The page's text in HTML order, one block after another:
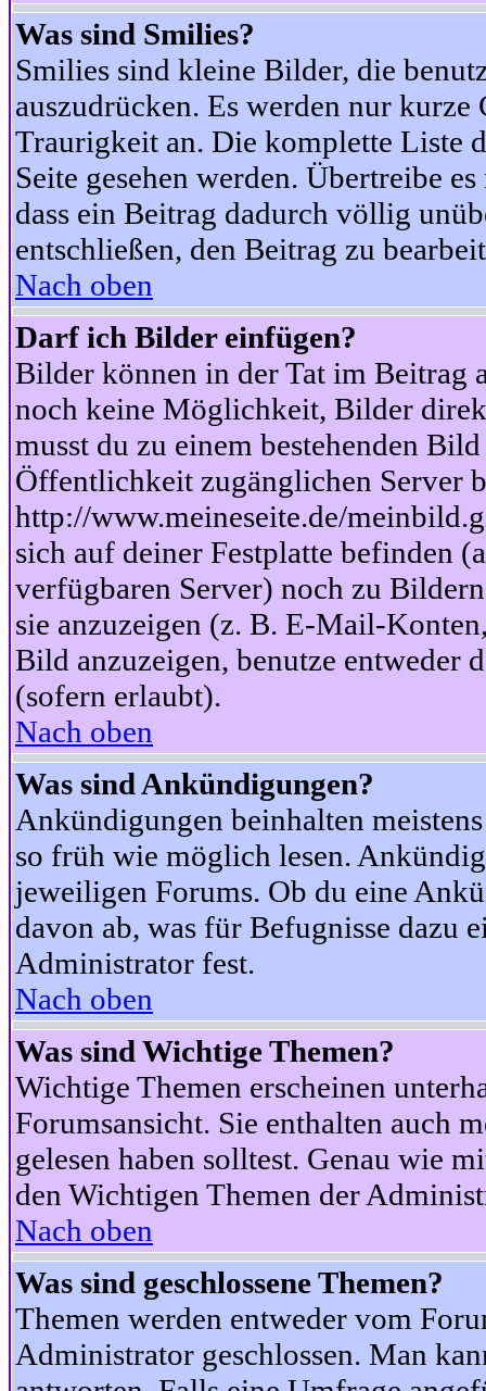
Was sind Smilies?
Smilies sind kleine Bilder, die
auszudrücken. Es werden nur
Traurigkeit an. Die komplette Liste
Seite gesehen werden. Übertreibe
dass ein Beitrag dadurch völlig
entschließen, den Beitrag zu
Nach oben
Darf ich Bilder einfügen?
Bilder können in der Tat im Beitrag
noch keine Möglichkeit, Bilder
musst du zu einem bestehenden
Öffentlichkeit zugänglichen Server
http://www.meineseite.de/
sich auf deiner Festplatte befinden
verfügbaren Server) noch zu
sie anzuzeigen (z. B. E-Mail-
Bild anzuzeigen, benutze
(sofern erlaubt).
Nach oben
Was sind Ankündigungen?
Ankündigungen beinhalten
so früh wie möglich lesen.
jeweiligen Forums. Ob du eine
davon ab, was für Befugnisse dazu
Administrator fest.
Nach oben
Was sind Wichtige Themen?
Wichtige Themen erscheinen
Forumsansicht. Sie enthalten auch
gelesen haben solltest. Genau wie
den Wichtigen Themen der
Nach oben
Was sind geschlossene Themen?
Themen werden entweder vom
Administrator geschlossen. Man